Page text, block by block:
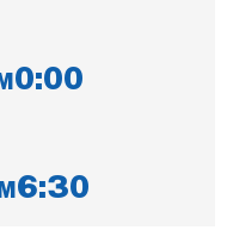
0:00
6:30